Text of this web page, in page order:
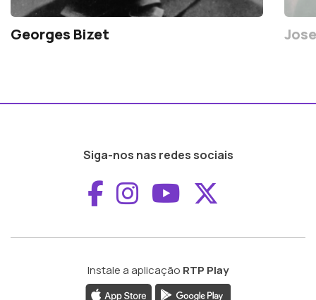
Georges Bizet
Siga-nos nas redes sociais
Aceder ao
Aceder ao
Aceder ao
Instale a aplicação RTP Play